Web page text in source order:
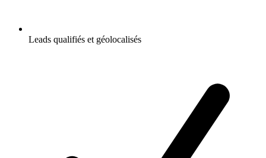
Leads qualifiés et géolocalisés